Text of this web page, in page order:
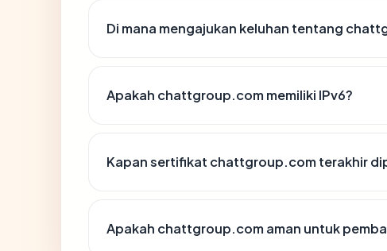
Di mana mengajukan keluhan tentang
Apakah chattgroup.com memiliki IPv6?
Kapan sertifikat chattgroup.com terakhir
Apakah chattgroup.com aman untuk